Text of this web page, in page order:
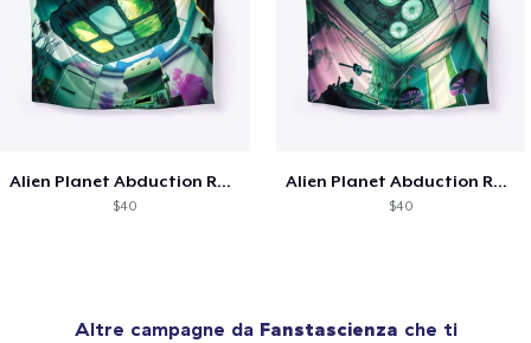
Alien Planet Abduction Room 2 - ASMR BG
$40
Alien Planet Abduction Room 1 - ASMR BG
$40
Altre campagne da Fanstascienza che ti